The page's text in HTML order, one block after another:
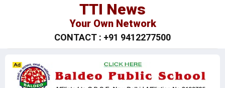
TTI News
Your Own Network
CONTACT : +91 9412277500